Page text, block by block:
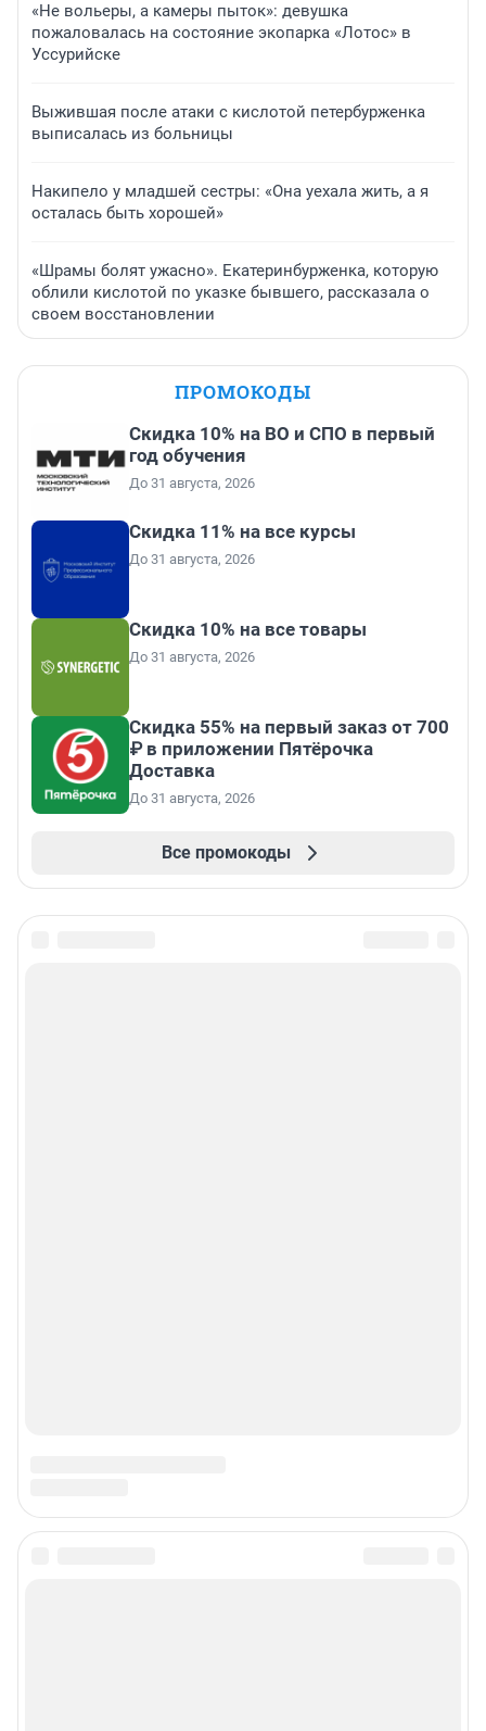
«Не вольеры, а камеры пыток»: девушка
пожаловалась на состояние экопарка «Лотос» в
Уссурийске
Выжившая после атаки с кислотой петербурженка
выписалась из больницы
Накипело у младшей сестры: «Она уехала жить, а я
осталась быть хорошей»
«Шрамы болят ужасно». Екатеринбурженка, которую
облили кислотой по указке бывшего, рассказала о
своем восстановлении
ПРОМОКОДЫ
Скидка 10% на ВО и СПО в первый
год обучения
До 31 августа, 2026
Скидка 11% на все курсы
До 31 августа, 2026
Скидка 10% на все товары
До 31 августа, 2026
Скидка 55% на первый заказ от 700
₽ в приложении Пятёрочка
Доставка
До 31 августа, 2026
Все промокоды